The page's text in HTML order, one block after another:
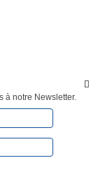

à notre Newsletter.